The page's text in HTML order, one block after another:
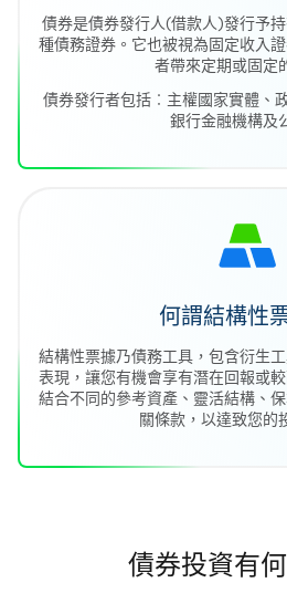
債券是債券發行人(借款人)發行予
種債務證券。它也被視為固定收入
者帶來定期或固定
債券發行者包括︰主權國家實體、
銀行金融機構及
何謂結構性
結構性票據乃債務工具，包含衍生
表現，讓您有機會享有潛在回報或
結合不同的參考資產、靈活結構、
關條款，以達致您的
債券投資有